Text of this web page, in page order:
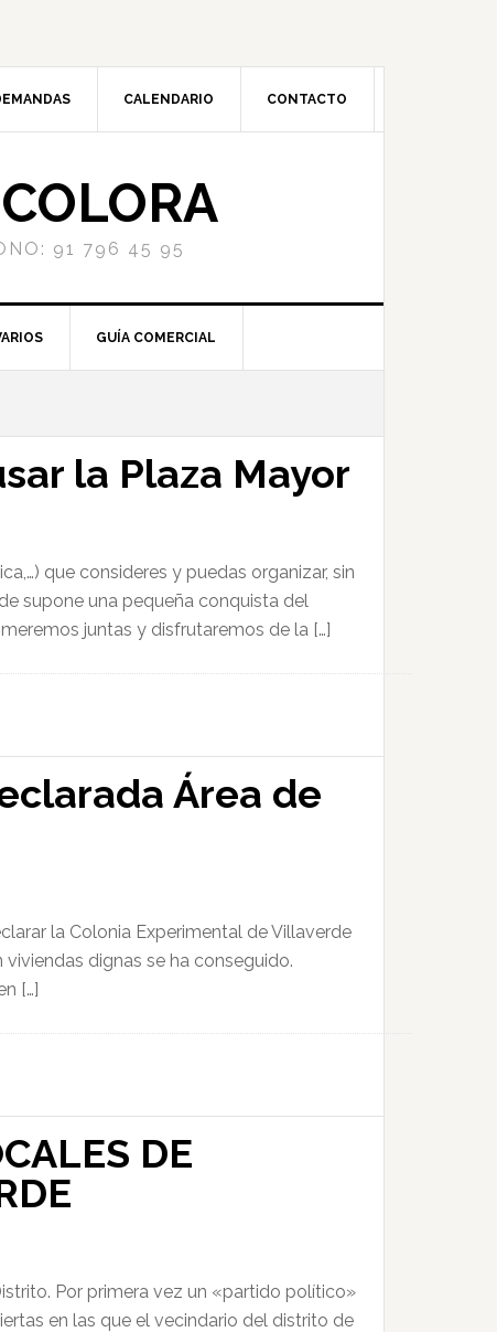
CALENDARIO CONTACTO
91 796 45 95
GUÍA COMERCIAL
la Plaza Mayor
que consideres y puedas organizar, sin
supone una pequeña conquista del
juntas y disfrutaremos de la […]
Área de
la Colonia Experimental de Villaverde
dignas se ha conseguido.
[…]
DE
Por primera vez un «partido político»
en las que el vecindario del distrito de